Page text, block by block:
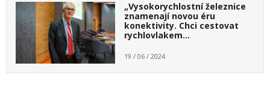
„Vysokorychlostní železnice
znamenají novou éru
konektivity. Chci cestovat
rychlovlakem…
19 / 06 / 2024